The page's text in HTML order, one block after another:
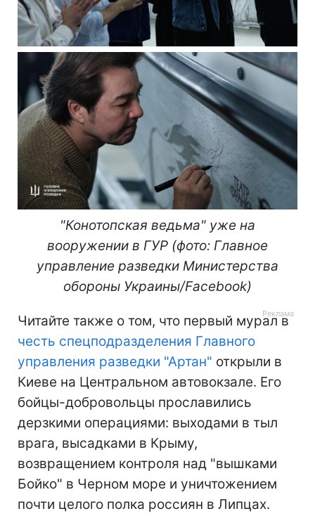
"Конотопская ведьма" уже на
вооружении в ГУР (фото: Главное
управление разведки Министерства
обороны Украины/Facebook)
Читайте также о том, что первый мурал в
честь спецподразделения Главного
управления разведки "Артан" открыли в
Киеве на Центральном автовокзале. Его
бойцы-добровольцы прославились
дерзкими операциями: выходами в тыл
врага, высадками в Крыму,
возвращением контроля над "вышками
Бойко" в Черном море и уничтожением
почти целого полка россиян в Липцах.